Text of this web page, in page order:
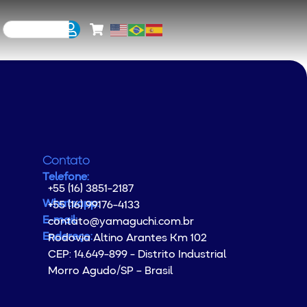
Contato
Telefone:
+55 (16) 3851-2187
Whatsapp:
+55 (16) 99176-4133
E-mail:
contato@yamaguchi.com.br
Endereço:
Rodovia Altino Arantes Km 102
CEP: 14.649-899 - Distrito Industrial
Morro Agudo/SP – Brasil